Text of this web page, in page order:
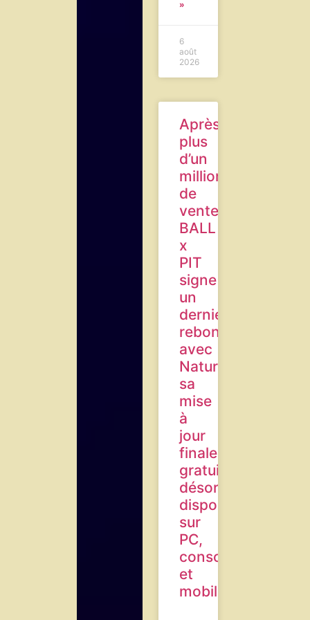
»
6
août
2026
Après
plus
d’un
million
de
ventes,
BALL
x
PIT
signe
un
dernier
rebond
avec
Naturaliste,
sa
mise
à
jour
finale
gratuite,
désormais
disponible
sur
PC,
consoles
et
mobile